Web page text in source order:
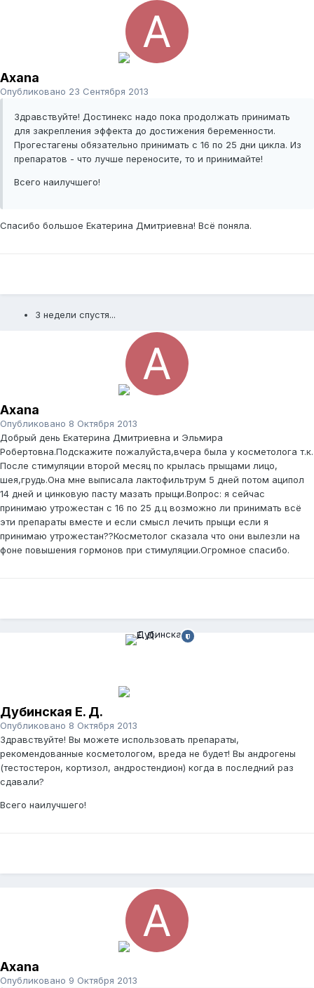
Axana
Опубликовано 23 Сентября 2013
Здравствуйте! Достинекс надо пока продолжать принимать
для закрепления эффекта до достижения беременности.
Прогестагены обязательно принимать с 16 по 25 дни цикла. Из
препаратов - что лучше переносите, то и принимайте!
Всего наилучшего!
Спасибо большое Екатерина Дмитриевна! Всё поняла.
3 недели спустя...
Axana
Опубликовано 8 Октября 2013
Добрый день Екатерина Дмитриевна и Эльмира
Робертовна.Подскажите пожалуйста,вчера была у косметолога т.к.
После стимуляции второй месяц по крылась прыщами лицо,
шея,грудь.Она мне выписала лактофильтрум 5 дней потом аципол
14 дней и цинковую пасту мазать прыщи.Вопрос: я сейчас
принимаю утрожестан с 16 по 25 д.ц возможно ли принимать всё
эти препараты вместе и если смысл лечить прыщи если я
принимаю утрожестан??Косметолог сказала что они вылезли на
фоне повышения гормонов при стимуляции.Огромное спасибо.
Дубинская Е. Д.
Опубликовано 8 Октября 2013
Здравствуйте! Вы можете использовать препараты,
рекомендованные косметологом, вреда не будет! Вы андрогены
(тестостерон, кортизол, андростендион) когда в последний раз
сдавали?
Всего наилучшего!
Axana
Опубликовано 9 Октября 2013